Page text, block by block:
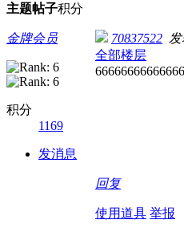
主题帖子积分
金牌会员
积分
1169
发消息
70837522 发
全部楼层
回复
使用道具 举报